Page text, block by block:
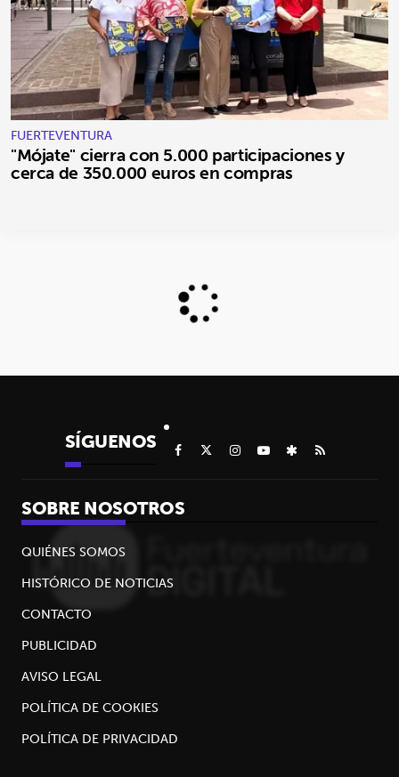
FUERTEVENTURA
"Mójate" cierra con 5.000 participaciones y
cerca de 350.000 euros en compras
SÍGUENOS
SOBRE NOSOTROS
QUIÉNES SOMOS
HISTÓRICO DE NOTICIAS
CONTACTO
PUBLICIDAD
AVISO LEGAL
POLÍTICA DE COOKIES
POLÍTICA DE PRIVACIDAD